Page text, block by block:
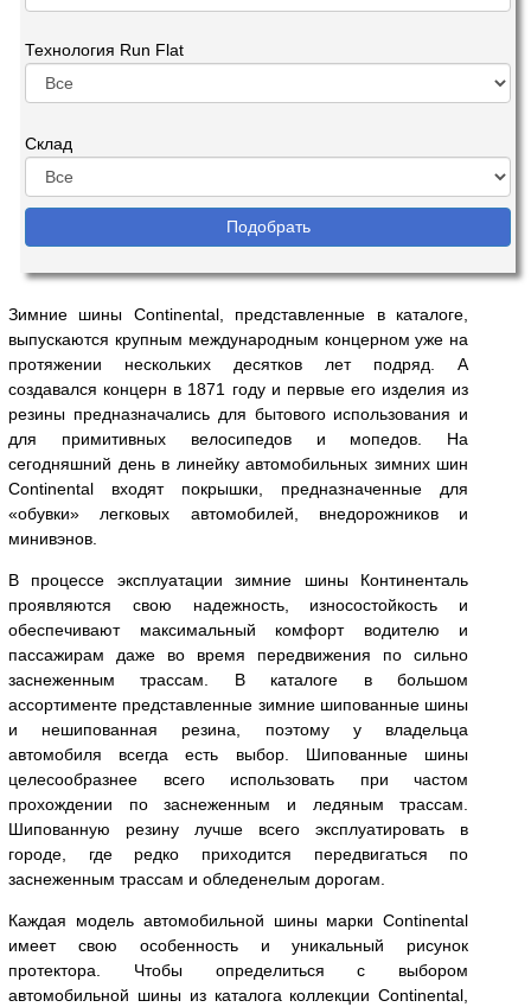
Технология Run Flat
Склад
Зимние шины Continental, представленные в каталоге,
выпускаются крупным международным концерном уже на
протяжении нескольких десятков лет подряд. А
создавался концерн в 1871 году и первые его изделия из
резины предназначались для бытового использования и
для примитивных велосипедов и мопедов. На
сегодняшний день в линейку автомобильных зимних шин
Continental входят покрышки, предназначенные для
«обувки» легковых автомобилей, внедорожников и
минивэнов.
В процессе эксплуатации зимние шины Континенталь
проявляются свою надежность, износостойкость и
обеспечивают максимальный комфорт водителю и
пассажирам даже во время передвижения по сильно
заснеженным трассам. В каталоге в большом
ассортименте представленные зимние шипованные шины
и нешипованная резина, поэтому у владельца
автомобиля всегда есть выбор. Шипованные шины
целесообразнее всего использовать при частом
прохождении по заснеженным и ледяным трассам.
Шипованную резину лучше всего эксплуатировать в
городе, где редко приходится передвигаться по
заснеженным трассам и обледенелым дорогам.
Каждая модель автомобильной шины марки Continental
имеет свою особенность и уникальный рисунок
протектора. Чтобы определиться с выбором
автомобильной шины из каталога коллекции Continental,